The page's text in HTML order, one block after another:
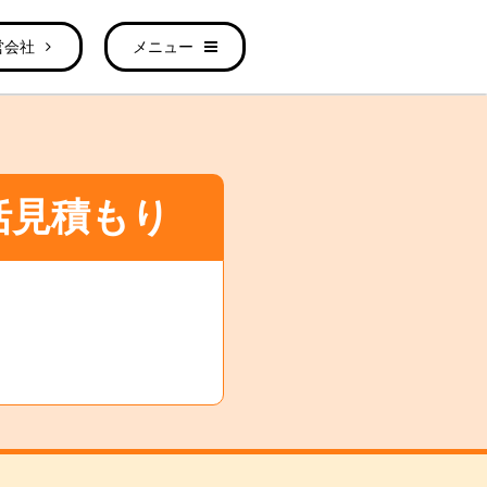
会社 メニュー
積もり